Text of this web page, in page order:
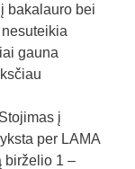
bakalauro bei
gauna
Stojimas į
per LAMA
birželio 1 –